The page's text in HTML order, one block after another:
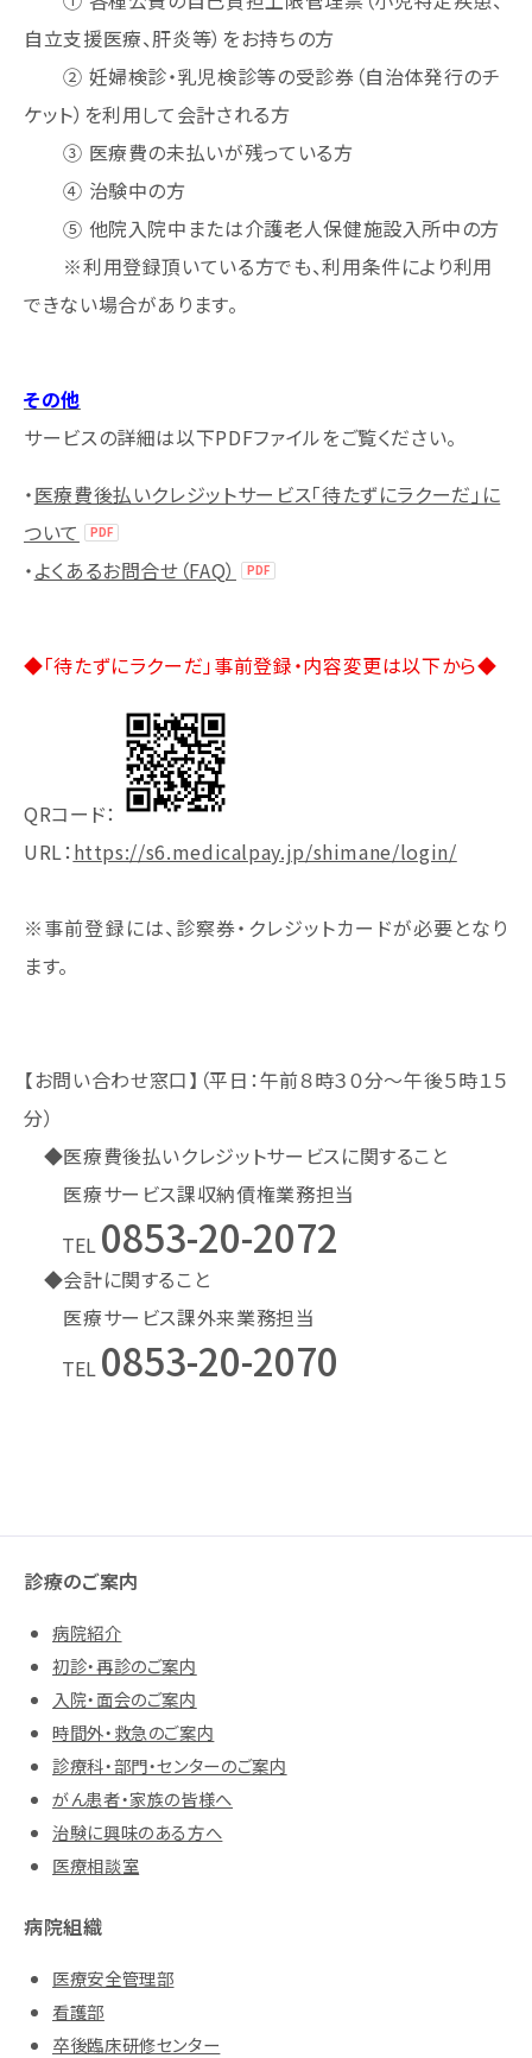
自立支援医療、肝炎等）をお持ちの方
② 妊婦検診・乳児検診等の受診券（自治体発行のチ
ケット）を利用して会計される方
③ 医療費の未払いが残っている方
④ 治験中の方
⑤ 他院入院中または介護老人保健施設入所中の方
※利用登録頂いている方でも、利用条件により利用
できない場合があります。
その他
サービスの詳細は以下PDFファイルをご覧ください。
・医療費後払いクレジットサービス「待たずにラクーだ」に
ついて
・よくあるお問合せ（FAQ）
◆「待たずにラクーだ」事前登録・内容変更は以下から◆
QRコード：
URL： https://s6.medicalpay.jp/shimane/login/
※事前登録には、診察券・クレジットカードが必要となり
ます。
【お問い合わせ窓口】（平日：午前８時３０分～午後５時１５
分）
◆医療費後払いクレジットサービスに関すること
医療サービス課収納債権業務担当
TEL 0853-20-2072
◆会計に関すること
医療サービス課外来業務担当
TEL 0853-20-2070
診療のご案内
病院紹介
初診・再診のご案内
入院・面会のご案内
時間外・救急のご案内
診療科・部門・センターのご案内
がん患者・家族の皆様へ
治験に興味のある方へ
医療相談室
病院組織
医療安全管理部
看護部
卒後臨床研修センター